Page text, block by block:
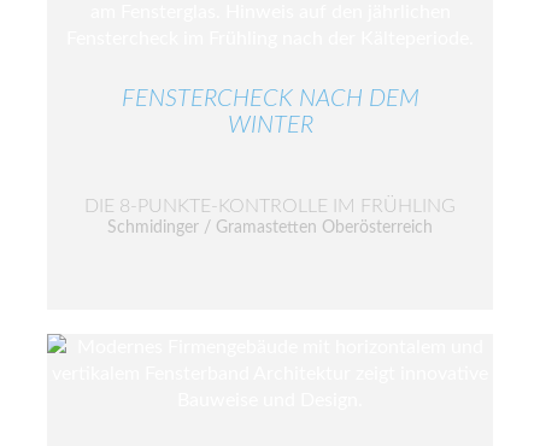
FENSTERCHECK NACH DEM
WINTER
DIE 8-PUNKTE-KONTROLLE IM FRÜHLING
Schmidinger / Gramastetten Oberösterreich